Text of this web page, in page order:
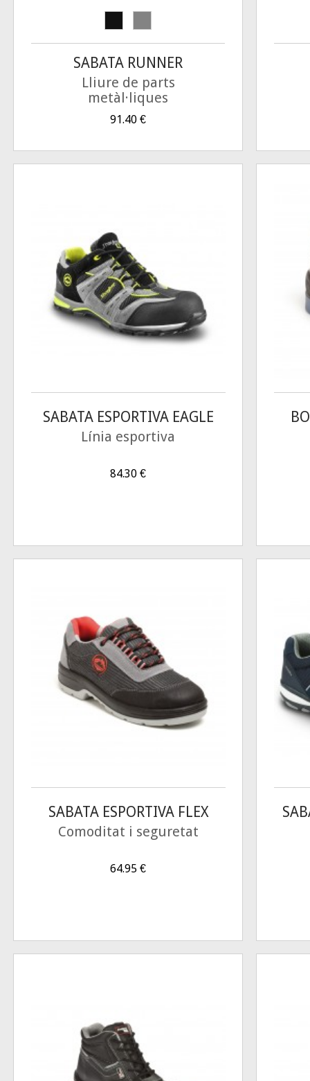
SABATA RUNNER
Lliure de parts
metàl·liques
91.40 €
SABATA ESPORTIVA EAGLE
Línia esportiva
84.30 €
SABATA ESPORTIVA FLEX
Comoditat i seguretat
64.95 €